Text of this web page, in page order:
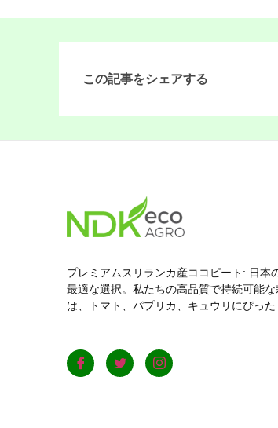
この記事をシェアする
プレミアムスリランカ産ココピート: 日本
最適な選択。私たちの高品質で持続可能
は、トマト、パプリカ、キュウリにぴった